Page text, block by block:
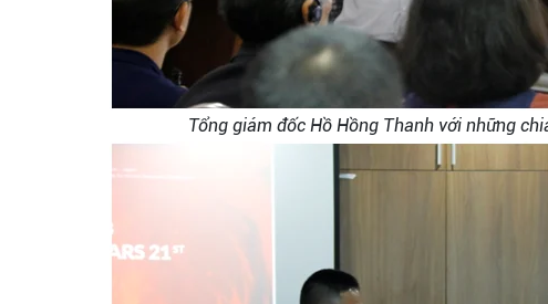
Tổng giám đốc Hồ Hồng Thanh với những